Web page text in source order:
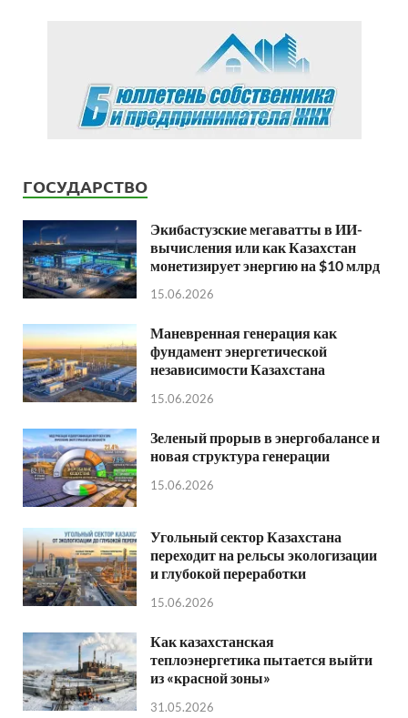
ГОСУДАРСТВО
Экибастузские мегаватты в ИИ-
вычисления или как Казахстан
монетизирует энергию на $10 млрд
15.06.2026
Маневренная генерация как
фундамент энергетической
независимости Казахстана
15.06.2026
Зеленый прорыв в энергобалансе и
новая структура генерации
15.06.2026
Угольный сектор Казахстана
переходит на рельсы экологизации
и глубокой переработки
15.06.2026
Как казахстанская
теплоэнергетика пытается выйти
из «красной зоны»
31.05.2026